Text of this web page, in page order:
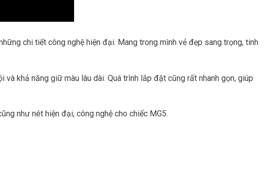
chi tiết công nghệ hiện đại. Mang trong mình vẻ đẹp sang trọng, tinh
khả năng giữ màu lâu dài. Quá trình lắp đặt cũng rất nhanh gọn, giúp
như nét hiện đại, công nghệ cho chiếc MG5.